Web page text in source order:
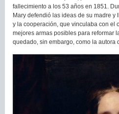
fallecimiento a los 53 años en 1851.
Mary defendió las ideas de su madre y
y la cooperación, que vinculaba con el
mejores armas posibles para reformar
quedado, sin embargo, como la autora